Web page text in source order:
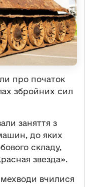
про початок
збройних сил
заняття з
до яких
складу,
звезда».
вчилися